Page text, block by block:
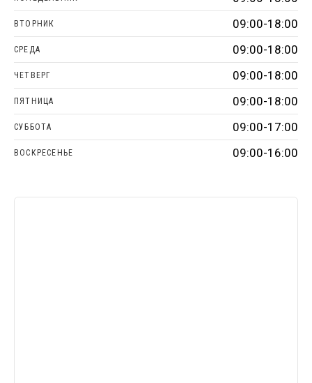
ВТОРНИК 09:00-18:00
СРЕДА 09:00-18:00
ЧЕТВЕРГ 09:00-18:00
ПЯТНИЦА 09:00-18:00
СУББОТА 09:00-17:00
ВОСКРЕСЕНЬЕ 09:00-16:00